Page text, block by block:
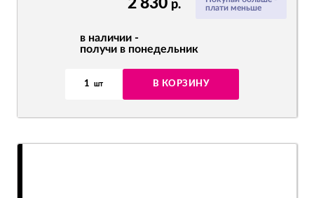
плати меньше
р.
в наличии -
получи в понедельник
1 шт В КОРЗИНУ